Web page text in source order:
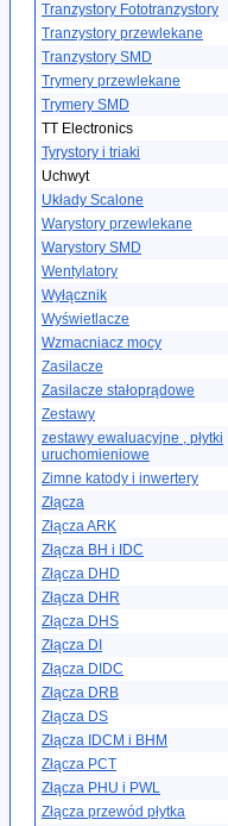
Tranzystory Fototranzystory
Tranzystory przewlekane
Tranzystory SMD
Trymery przewlekane
Trymery SMD
TT Electronics
Tyrystory i triaki
Uchwyt
Układy Scalone
Warystory przewlekane
Warystory SMD
Wentylatory
Wyłącznik
Wyświetlacze
Wzmacniacz mocy
Zasilacze
Zasilacze stałoprądowe
Zestawy
zestawy ewaluacyjne , płytki
uruchomieniowe
Zimne katody i inwertery
Złącza
Złącza ARK
Złącza BH i IDC
Złącza DHD
Złącza DHR
Złącza DHS
Złącza DI
Złącza DIDC
Złącza DRB
Złącza DS
Złącza IDCM i BHM
Złącza PCT
Złącza PHU i PWL
Złącza przewód płytka